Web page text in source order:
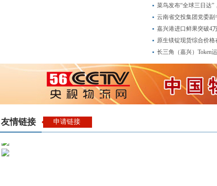
菜鸟发布“全球三日达”
云南省交投集团党委
嘉兴港进口鲜果突破4
原生镁锭现货综合价格
长三角（嘉兴）Token
友情链接 申请链接